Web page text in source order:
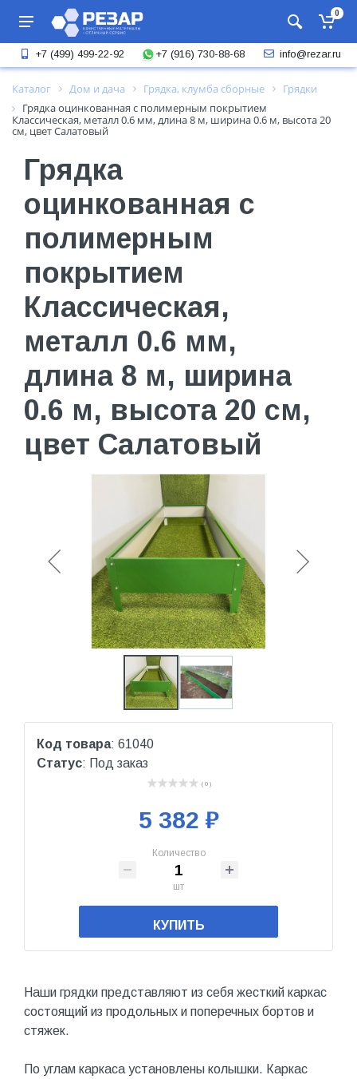
0
+7 (499) 499-22-92 +7 (916) 730-88-68 info@rezar.ru
Каталог Дом и дача Грядка, клумба сборные
Грядки
Грядка оцинкованная с полимерным покрытием
Классическая, металл 0.6 мм, длина 8 м, ширина 0.6 м, высота 20
см, цвет Салатовый
Грядка
оцинкованная с
полимерным
покрытием
Классическая,
металл 0.6 мм,
длина 8 м, ширина
0.6 м, высота 20 см,
цвет Салатовый
Код товара: 61040
Статус: Под заказ
( 0 )
5 382 ₽
Количество
шт
КУПИТЬ
Наши грядки представляют из себя жесткий каркас
состоящий из продольных и поперечных бортов и
стяжек.
По углам каркаса установлены колышки. Каркас